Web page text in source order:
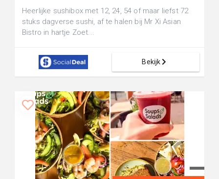
Heerlijke sushibox met 12, 24, 54 of maar liefst 72
stuks dagverse sushi, af te halen bij Mr Xi Asian
Bistro in hartje Zoet...
Bekijk